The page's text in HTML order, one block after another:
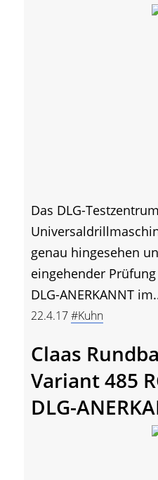
Das DLG-
genau hingesehen
eingehender
DLG-ANERKANNT
22.4.17#Kuhn
Claas
Variant 485
DLG-